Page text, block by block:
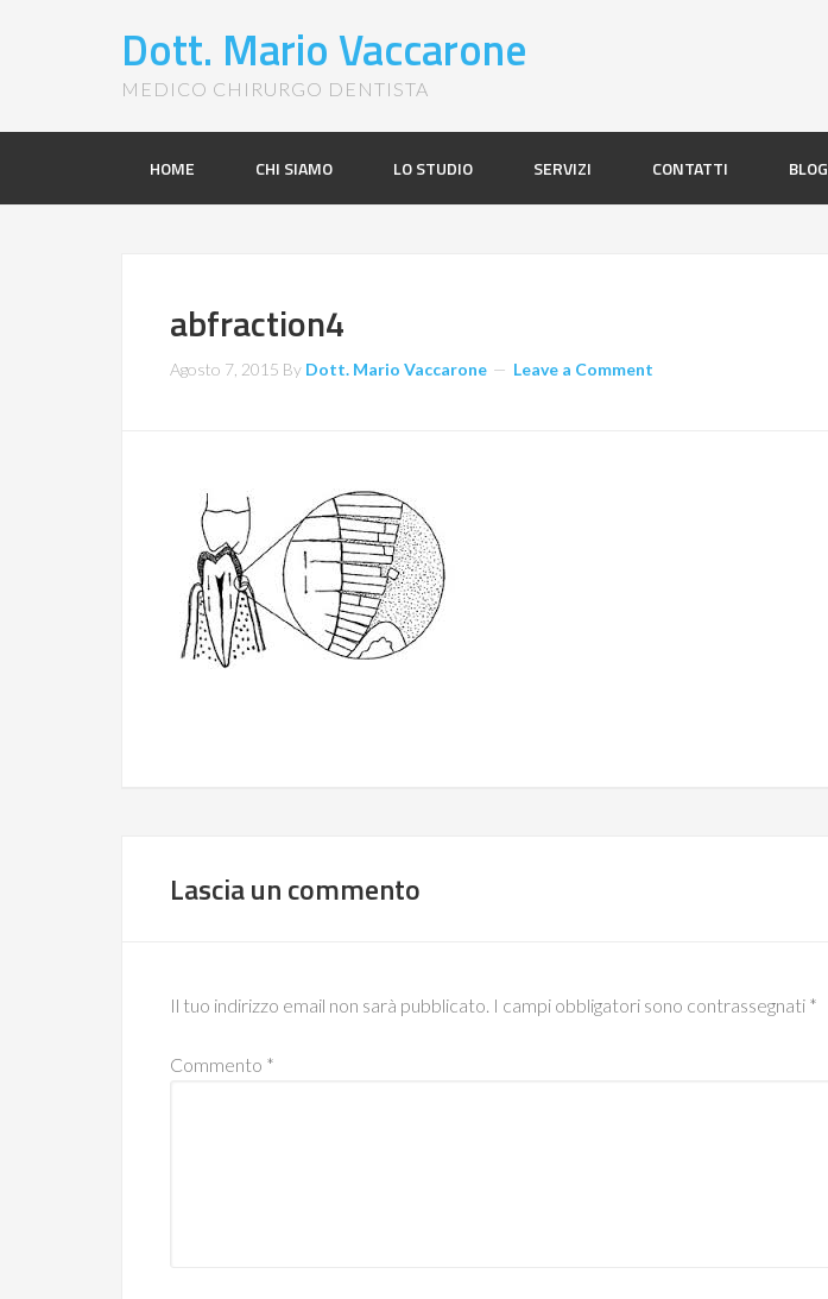
Dott. Mario Vaccarone
MEDICO CHIRURGO DENTISTA
HOME CHI SIAMO LO STUDIO SERVIZI CONTATTI BLOG
abfraction4
Agosto 7, 2015 By Dott. Mario Vaccarone Leave a Comment
Lascia un commento
Il tuo indirizzo email non sarà pubblicato. I campi obbligatori sono contrassegnati *
Commento *